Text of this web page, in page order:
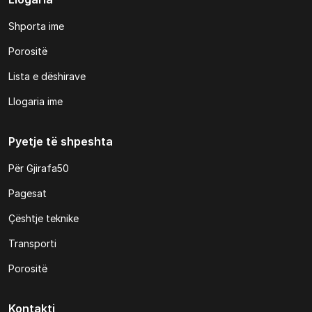
Shporta ime
Porositë
Lista e dëshirave
Llogaria ime
Pyetje të shpeshta
Për Gjirafa50
Pagesat
Çështje teknike
Transporti
Porositë
Kontakti